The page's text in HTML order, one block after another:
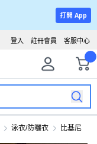
打開 App
客服中心
註冊會員
登入
泳衣/防曬衣 比基尼